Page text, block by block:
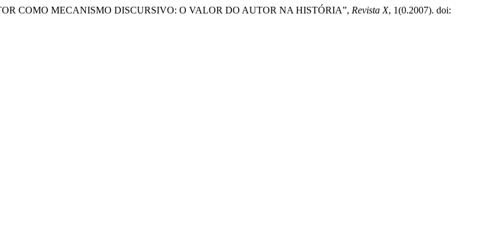
COMO MECANISMO DISCURSIVO: O VALOR DO AUTOR NA HISTÓRIA”, Revista X, 1(0.2007). doi: